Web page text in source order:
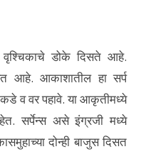
वृश्चिकाचे डोके दिसते आहे.
आहे. आकाशातील हा सर्प
व वर पहावे. या आकृतीमध्ये
सर्पेन्स असे इंग्रजी मध्ये
दोन्ही बाजुस दिसत